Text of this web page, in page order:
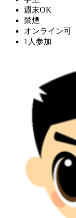
週末OK
禁煙
オンライン可
1人参加